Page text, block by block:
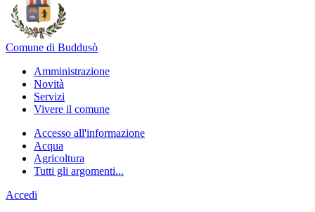
Comune di Buddusò
Amministrazione
Novità
Servizi
Vivere il comune
Accesso all'informazione
Acqua
Agricoltura
Tutti gli argomenti...
Accedi